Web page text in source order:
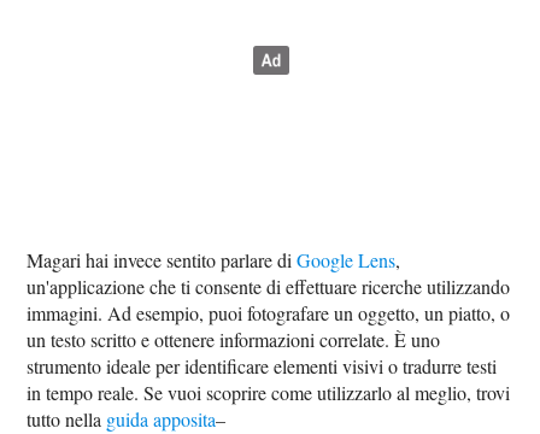
Magari hai invece sentito parlare diGoogle Lens,
un'applicazione che ti consente di effettuare ricerche utilizzando
immagini. Ad esempio, puoi fotografare un oggetto, un piatto, o
un testo scritto e ottenere informazioni correlate. È uno
strumento ideale per identificare elementi visivi o tradurre testi
in tempo reale. Se vuoi scoprire come utilizzarlo al meglio, trovi
tutto nella guida apposita–